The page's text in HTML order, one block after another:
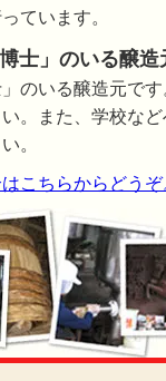
ています。
士」のいる醸造
」のいる醸造元で
。また、学校な
。
こちらからどうぞ